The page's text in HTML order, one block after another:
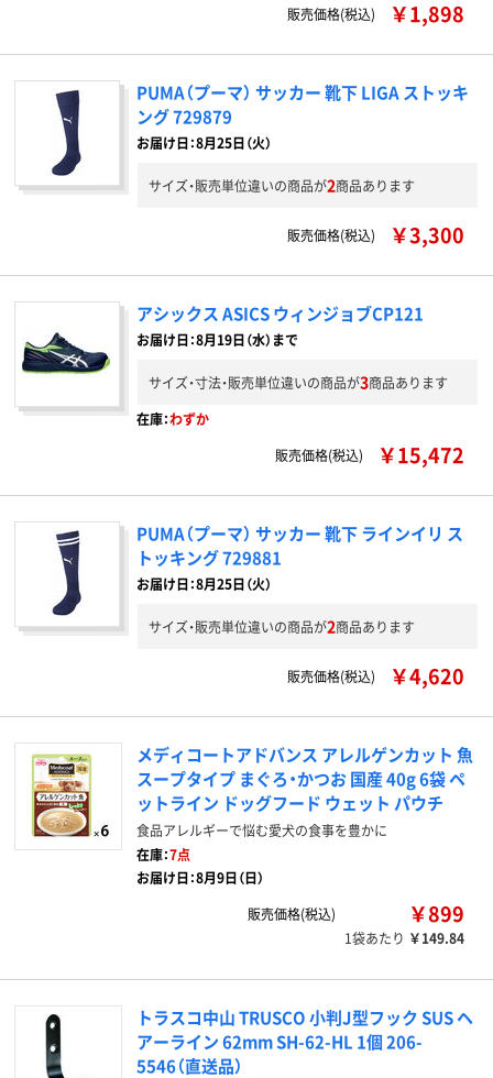
販売価格(税込) ￥1,898
PUMA（プーマ） サッカー 靴下 LIGA ストッキ
ング 729879
お届け日：8月25日（火）
サイズ・販売単位違いの商品が2商品あります
販売価格(税込) ￥3,300
アシックス ASICS ウィンジョブCP121
お届け日：8月19日（水）まで
サイズ・寸法・販売単位違いの商品が3商品あります
在庫：わずか
販売価格(税込)
￥15,472
PUMA（プーマ） サッカー 靴下 ラインイリ ス
トッキング 729881
お届け日：8月25日（火）
サイズ・販売単位違いの商品が2商品あります
販売価格(税込) ￥4,620
メディコートアドバンス アレルゲンカット 魚
スープタイプ まぐろ・かつお 国産 40g 6袋 ペ
ットライン ドッグフード ウェット パウチ
食品アレルギーで悩む愛犬の食事を豊かに
在庫：7点
お届け日：8月9日（日）
販売価格(税込)
￥899
1袋あたり ￥149.84
トラスコ中山 TRUSCO 小判J型フック SUS ヘ
アーライン 62mm SH-62-HL 1個 206-
5546（直送品）